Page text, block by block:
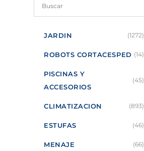
JARDIN (1272)
ROBOTS CORTACESPED (14)
PISCINAS Y
ACCESORIOS
(45)
CLIMATIZACION (893)
ESTUFAS (46)
MENAJE (66)